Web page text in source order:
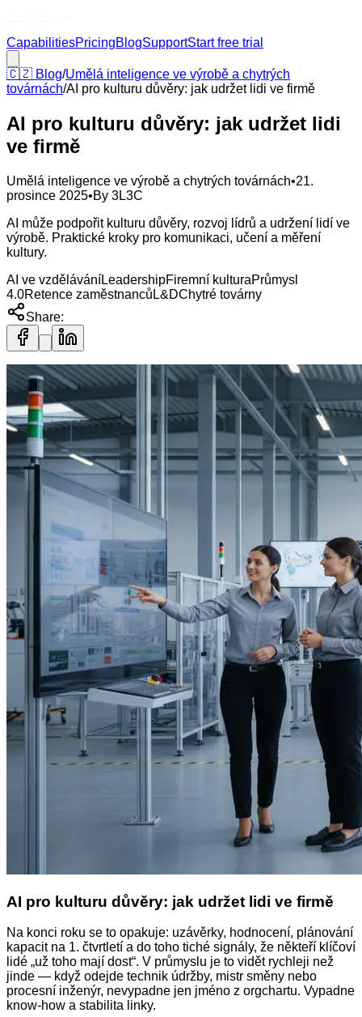
CapabilitiesPricingBlogSupportStart free trial
🇨🇿 Blog/Umělá inteligence ve výrobě a chytrých
továrnách/AI pro kulturu důvěry: jak udržet lidi ve firmě
AI pro kulturu důvěry: jak udržet lidi
ve firmě
Umělá inteligence ve výrobě a chytrých továrnách•21.
prosince 2025•By 3L3C
AI může podpořit kulturu důvěry, rozvoj lídrů a udržení lidí ve
výrobě. Praktické kroky pro komunikaci, učení a měření
kultury.
AI ve vzděláváníLeadershipFiremní kulturaPrůmysl
4.0Retence zaměstnanců L&DChytré továrny
Share:
AI pro kulturu důvěry: jak udržet lidi ve firmě
Na konci roku se to opakuje: uzávěrky, hodnocení, plánování
kapacit na 1. čtvrtletí a do toho tiché signály, že někteří klíčoví
lidé „už toho mají dost“. V průmyslu je to vidět rychleji než
jinde — když odejde technik údržby, mistr směny nebo
procesní inženýr, nevypadne jen jméno z orgchartu. Vypadne
know‑how a stabilita linky.